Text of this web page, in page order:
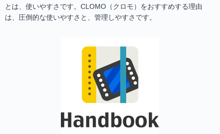
とは、使いやすさです。CLOMO（クロモ）をおすすめする理由
は、圧倒的な使いやすさと、管理しやすさです。